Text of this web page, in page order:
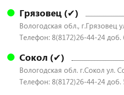
Грязовец (✔)
Вологодская обл., г.Грязовец
Телефон: 8(8172)26-44-24 доб.
Сокол (✔)
Вологодская обл. г.Сокол ул.
Телефон: 8(8172)26-44-24 доб.